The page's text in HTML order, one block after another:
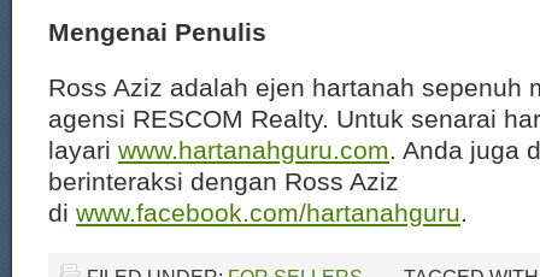
Mengenai Penulis
Ross Aziz adalah ejen hartanah sepenuh
agensi RESCOM Realty. Untuk senarai
layari www.hartanahguru.com. Anda juga
berinteraksi dengan Ross Aziz
di www.facebook.com/hartanahguru.